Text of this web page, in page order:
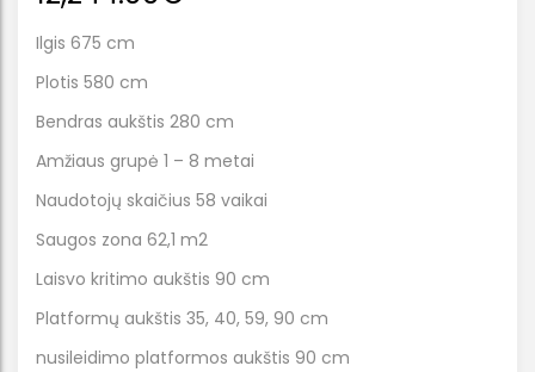
Ilgis 675 cm
Plotis 580 cm
Bendras aukštis 280 cm
Amžiaus grupė 1 – 8 metai
Naudotojų skaičius 58 vaikai
Saugos zona 62,1 m2
Laisvo kritimo aukštis 90 cm
Platformų aukštis 35, 40, 59, 90 cm
nusileidimo platformos aukštis 90 cm